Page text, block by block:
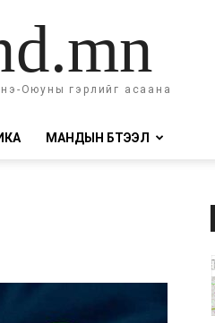
Оюуны гэрлийг асаана
МАНДЫН БҮТЭЭЛ